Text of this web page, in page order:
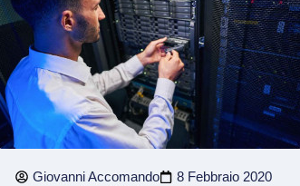
Giovanni Accomando 8 Febbraio 2020